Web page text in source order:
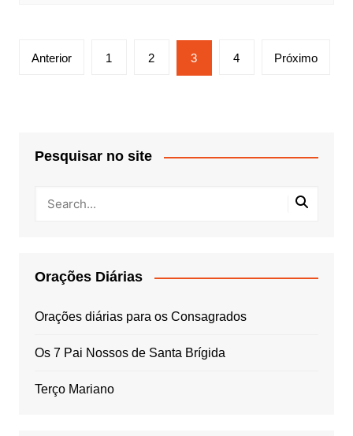
Paginação
Anterior 1 2 3 4 Próximo
Pesquisar no site
Orações Diárias
Orações diárias para os Consagrados
Os 7 Pai Nossos de Santa Brígida
Terço Mariano